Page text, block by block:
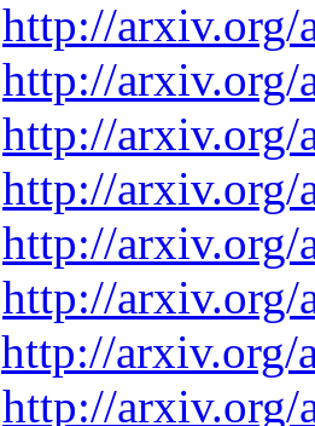
http://arxiv.org/
http://arxiv.org/
http://arxiv.org/
http://arxiv.org/
http://arxiv.org/
http://arxiv.org/
http://arxiv.org/
http://arxiv.org/